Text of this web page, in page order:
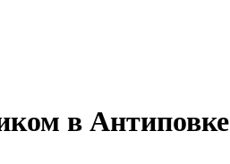
в Антиповке